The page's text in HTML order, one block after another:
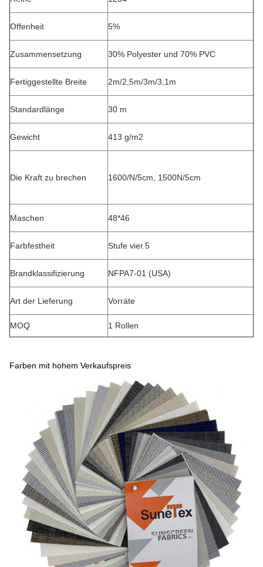
Offenheit 5%
Zusammensetzung 30% Polyester und 70% PVC
Fertiggestellte Breite 2m/2,5m/3m/3,1m
Standardlänge 30 m
Gewicht 413 g/m2
Die Kraft zu brechen 1600/N/5cm, 1500N/5cm
Maschen 48*46
Farbfestheit Stufe vier.5
Brandklassifizierung NFPA7-01 (USA)
Art der Lieferung Vorräte
MOQ 1 Rollen
Farben mit hohem Verkaufspreis